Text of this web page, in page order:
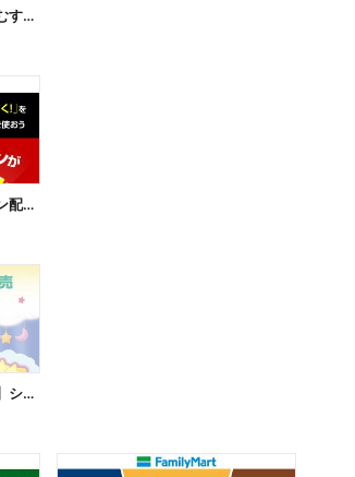
【おトク】大谷選手ファミマおむすび割
【おトク】お店で使えるクーポン配信中
【ファミマオンライン先行販売】シルバニアファミリー